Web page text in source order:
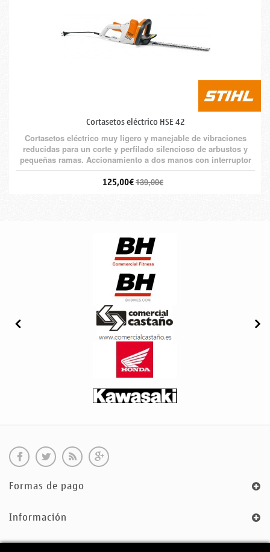
Cortasetos eléctrico HSE 42
Cortasetos eléctrico muy ligero y manejable de vibraciones
reducidas para un corte y perfilado silencioso de arbustos y
pequeñas ramas. Accionamiento a dos manos con interruptor
de conexión en el manillar.
125,00€139,00€
Formas de pago
Información